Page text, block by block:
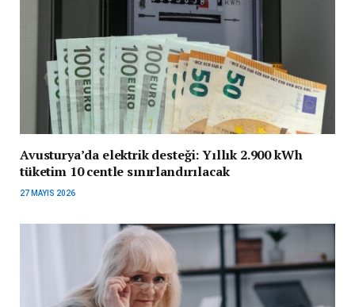
Avusturya’da elektrik desteği: Yıllık 2.900 kWh
tüketim 10 centle sınırlandırılacak
27 MAYIS 2026